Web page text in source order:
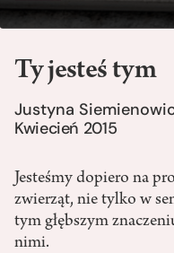
Ty jesteś tym
Justyna
Kwiecień 2015
Jesteśmy dopiero na
zwierząt, nie tylko w
tym głębszym
nimi.